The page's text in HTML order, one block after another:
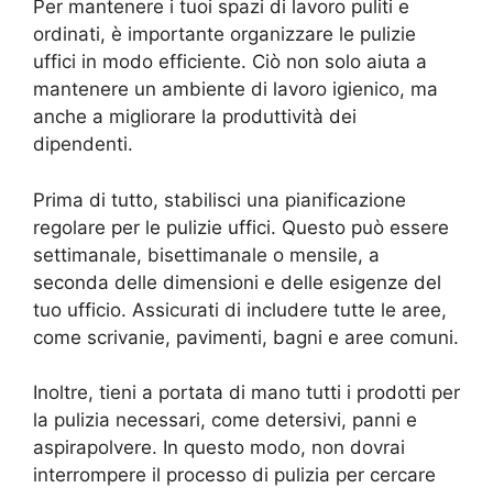
Per mantenere i tuoi spazi di lavoro puliti e
ordinati, è importante organizzare le pulizie
uffici in modo efficiente. Ciò non solo aiuta a
mantenere un ambiente di lavoro igienico, ma
anche a migliorare la produttività dei
dipendenti.
Prima di tutto, stabilisci una pianificazione
regolare per le pulizie uffici. Questo può essere
settimanale, bisettimanale o mensile, a
seconda delle dimensioni e delle esigenze del
tuo ufficio. Assicurati di includere tutte le aree,
come scrivanie, pavimenti, bagni e aree comuni.
Inoltre, tieni a portata di mano tutti i prodotti per
la pulizia necessari, come detersivi, panni e
aspirapolvere. In questo modo, non dovrai
interrompere il processo di pulizia per cercare